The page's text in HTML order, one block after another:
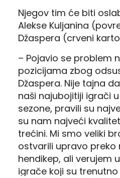
Njegov tim će biti
Alekse Kuljanina
Džaspera (crveni
– Pojavio se problem
pozicijama zbog
Džaspera. Nije tajna
naši najubojitiji igrači
sezone, pravili su
su nam najveći
trećini. Mi smo veliki
ostvarili upravo preko
hendikep, ali verujem
igrače koji su